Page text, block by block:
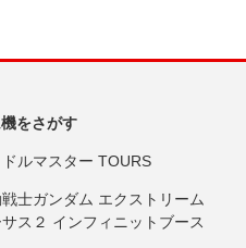
をさがす
ルマスター TOURS
士ガンダム エクストリーム
ス２ インフィニットブース